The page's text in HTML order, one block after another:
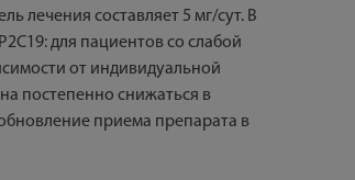
лечения составляет 5 мг/сут. В
для пациентов со слабой
от индивидуальной
постепенно снижаться в
приема препарата в